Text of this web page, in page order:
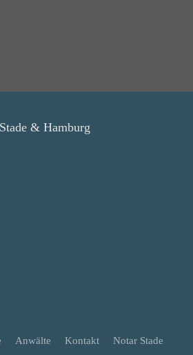
& Hamburg
Anwälte Kontakt Notar Stade